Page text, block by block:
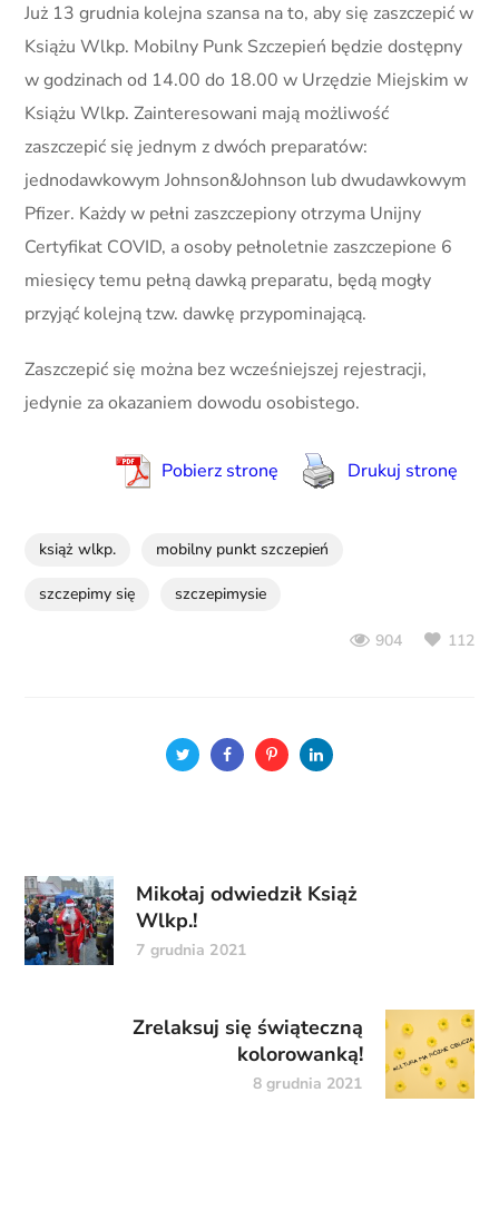
Już 13 grudnia kolejna szansa na to, aby się zaszczepić w
Książu Wlkp. Mobilny Punk Szczepień będzie dostępny
w godzinach od 14.00 do 18.00 w Urzędzie Miejskim w
Książu Wlkp. Zainteresowani mają możliwość
zaszczepić się jednym z dwóch preparatów:
jednodawkowym Johnson&Johnson lub dwudawkowym
Pfizer. Każdy w pełni zaszczepiony otrzyma Unijny
Certyfikat COVID, a osoby pełnoletnie zaszczepione 6
miesięcy temu pełną dawką preparatu, będą mogły
przyjąć kolejną tzw. dawkę przypominającą.
Zaszczepić się można bez wcześniejszej rejestracji,
jedynie za okazaniem dowodu osobistego.
Pobierz stronę Drukuj stronę
książ wlkp. mobilny punkt szczepień
szczepimy się szczepimysie
904 112
Mikołaj odwiedził Książ
Wlkp.!
7 grudnia 2021
Zrelaksuj się świąteczną
kolorowanką!
8 grudnia 2021